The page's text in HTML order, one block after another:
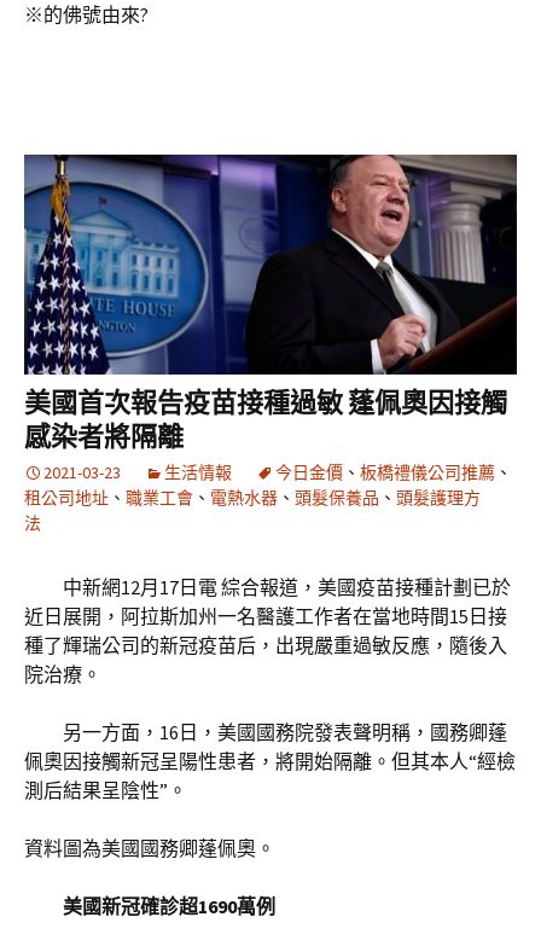
※的佛號由來?
美國首次報告疫苗接種過敏 蓬佩奧因接觸
感染者將隔離
2021-03-23 生活情報 今日金價 、 板橋禮儀公司推薦 、
租公司地址 、 職業工會 、 電熱水器 、 頭髮保養品 、 頭髮護理方
法
中新網12月17日電 綜合報道，美國疫苗接種計劃已於
近日展開，阿拉斯加州一名醫護工作者在當地時間15日接
種了輝瑞公司的新冠疫苗后，出現嚴重過敏反應，隨後入
院治療。
另一方面，16日，美國國務院發表聲明稱，國務卿蓬
佩奧因接觸新冠呈陽性患者，將開始隔離。但其本人“經檢
測后結果呈陰性”。
資料圖為美國國務卿蓬佩奧。
美國新冠確診超1690萬例